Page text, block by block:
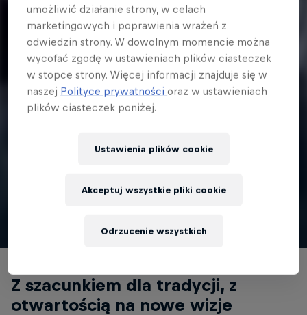
4 min
Break Thru Poland: Kraków
- z drugim przystankiem Break Thru Poland zaglądamy do Krakowa.
Zobacz więcej
Z szacunkiem dla tradycji, z
otwartością na nowe wizje
umożliwić działanie strony, w celach
marketingowych i poprawienia wrażeń z
odwiedzin strony. W dowolnym momencie można
wycofać zgodę w ustawieniach plików ciasteczek
w stopce strony. Więcej informacji znajduje się w
naszej Polityce prywatnościoraz w ustawieniach
plików ciasteczek poniżej.
Ustawienia plików cookie
Odrzucenie wszystkich
Akceptuj wszystkie pliki cookie